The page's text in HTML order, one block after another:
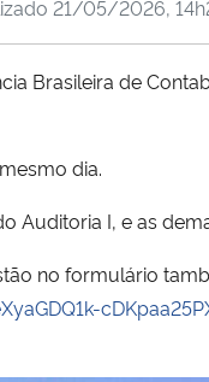
21/05/2026,
Brasileira de
dia.
Auditoria I, e as
no formulário